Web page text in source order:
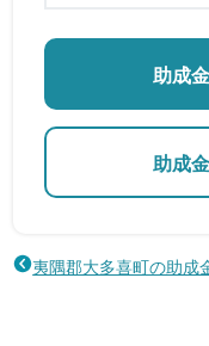
助成
助成
夷隅郡大多喜町の助成